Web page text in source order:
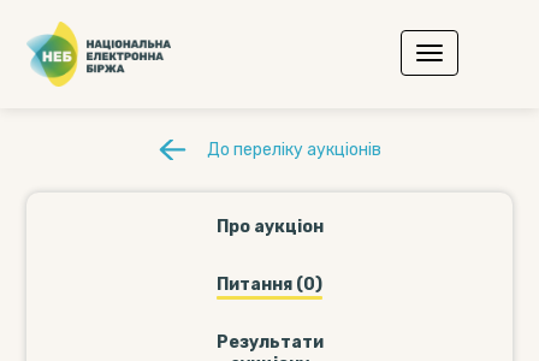
До переліку аукціонів
Про аукціон
Питання (0)
Результати